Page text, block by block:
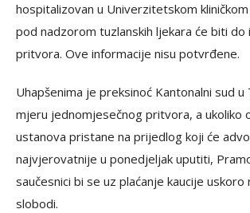
hospitalizovan u Univerzitetskom
pod nadzorom tuzlanskih ljekara će biti do
pritvora. Ove informacije nisu potvrđene.
Uhapšenima je preksinoć Kantonalni sud
mjeru jednomjesečnog pritvora, a ukoliko
ustanova pristane na prijedlog koji će
najvjerovatnije u ponedjeljak uputiti,
saučesnici bi se uz plaćanje kaucije uskoro
slobodi.